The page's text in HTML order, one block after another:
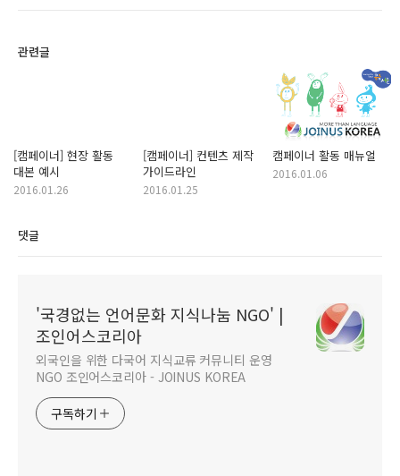
관련글
[캠페이너] 현장 활동
대본 예시
2016.01.26
[캠페이너] 컨텐츠 제작
가이드라인
2016.01.25
캠페이너 활동 매뉴얼
2016.01.06
댓글
'국경없는 언어문화 지식나눔 NGO' |
조인어스코리아
외국인을 위한 다국어 지식교류 커뮤니티 운영
NGO 조인어스코리아 - JOINUS KOREA
구독하기